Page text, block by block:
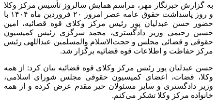
به گزارش خبرنگار مهر، مراسم همایش سالروز تأسیس مرکز وکلا
و روز پاسداشت حقوق عامه عصر امروز ۲۰ فروردین ماه ۱۴۰۴ با
حضور حسن
عبدلیان پور رئیس مرکز وکلای قوه قضائیه، امین
حسین رحیمی وزیر دادگستری، محمد سرگزی رئیس کمیسیون
حقوقی و قضائی مجلس و حجت‌الاسلام والمسلمین عبداللهی رئیس
مرکز حفاظت و اطلاعات قوه قضائیه برگزار شد.
حسن عبدلیان پور رئیس مرکز وکلای قوه قضائیه بیان کرد: از همه
وکلا، قضات، اعضای کمیسیون حقوقی مجلس شورای اسلامی،
وزیر دادگستری و سایر مسئولان خیر مقدم عرض کرده و از همه
خانواده مرکز وکلا تشکر می‌کنم.